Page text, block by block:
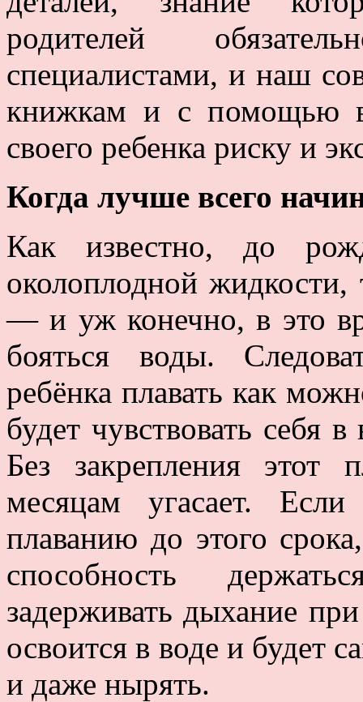
родителей
специалистами, и наш
книжкам и с помощью
своего ребенка риску и
Когда лучше всего
Как известно, до
околоплодной жидкости,
— и уж конечно, в это
бояться воды.
ребёнка плавать как
будет чувствовать себя
Без закрепления этот
месяцам угасает.
плаванию до этого
способность
задерживать дыхание
освоится в воде и будет
и даже нырять.